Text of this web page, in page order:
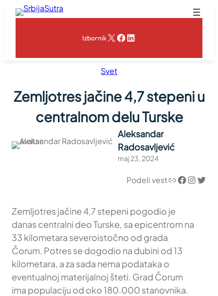
Skoči
IzbornikX Facebook
LinkedIn
Svet
Zemljotres jačine 4,7 stepeni u
centralnom delu Turske
Aleksandar
Radosavljević
maj 23, 2024
Podeli vestLink Facebook InstagramTwitter
Zemljotres jačine 4,7 stepeni pogodio je
danas centralni deo Turske, sa epicentrom na
33 kilometara severoistočno od grada
Čorum. Potres se dogodio na dubini od 13
kilometara, a za sada nema podataka o
eventualnoj materijalnoj šteti. Grad Čorum
ima populaciju od oko 180.000 stanovnika.